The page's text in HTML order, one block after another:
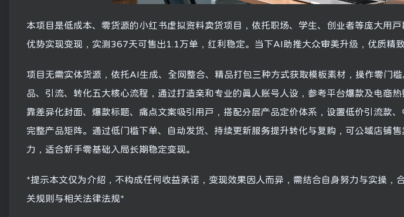
本项目是低成本、零货源的小红书虚拟资料卖货项目，依托职场、学生、创业者等庞大用
优势实现变现，实测367天可售出1.1万单，红利稳定。当下AI助推大众审美升级，优质精
项目无需实体货源，依托AI生成、全网整合、精品打包三种方式获取模板素材，操作零门
品、引流、转化五大核心流程，通过打造亲和专业的真人账号人设，参考平台爆款及电商
靠差异化封面、爆款标题、痛点文案吸引用户，搭配分层产品定价体系，设置低价引流款
完整产品矩阵。通过低门槛下单、自动发货、持续更新服务提升转化与复购，可公域店铺
力，适合新手零基础入局长期稳定变现。
*提示本文仅为介绍，不构成任何收益承诺，变现效果因人而异，需结合自身努力与实操，
关规则与相关法律法规*